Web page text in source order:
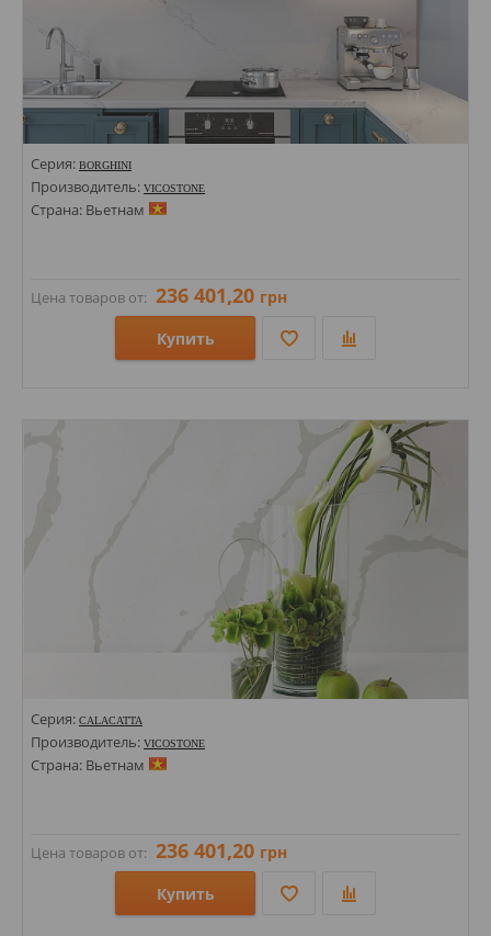
Серия: BORGHINI
Производитель: VICOSTONE
Страна: Вьетнам
Цена товаров от: 236 401,20 грн
Купить
Стили: Под камень; Под мрамор;
Серия: CALACATTA
Производитель: VICOSTONE
Страна: Вьетнам
Цена товаров от: 236 401,20 грн
Купить